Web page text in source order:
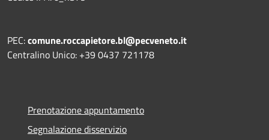
PEC:comune.roccapietore.bl@pecveneto.it
Centralino Unico: +39 0437 721178
Prenotazione appuntamento
Segnalazione disservizio